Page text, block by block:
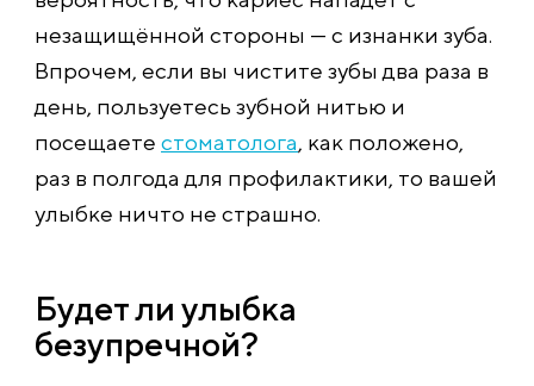
незащищённой стороны — с изнанки зуба.
Впрочем, если вы чистите зубы два раза в
день, пользуетесь зубной нитью и
посещаете стоматолога, как положено,
раз в полгода для профилактики, то вашей
улыбке ничто не страшно.
Будет ли улыбка
безупречной?